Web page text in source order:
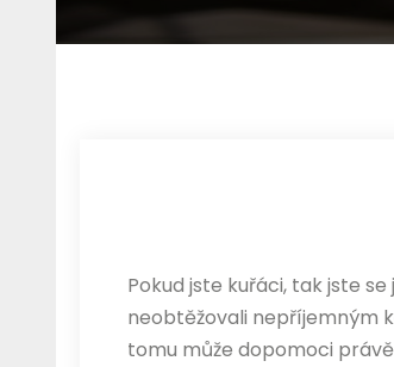
Pokud jste kuřáci, tak jste
neobtěžovali nepříjemným
tomu může dopomoci právě